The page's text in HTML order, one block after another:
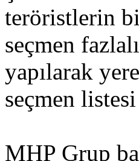
teröristlerin
seçmen
yapılarak
seçmen
MHP Grup